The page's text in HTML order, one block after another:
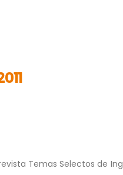
Temas Selectos de